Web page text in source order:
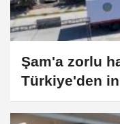
Şam'a zorlu
Türkiye'den